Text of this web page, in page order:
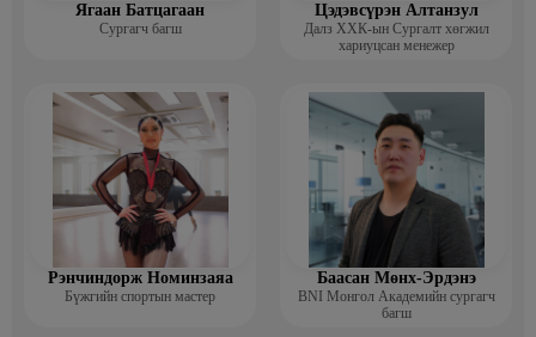
Ягаан Батцагаан
Сургагч багш
Цэдэвсүрэн Алтанзул
Далз ХХК-ын Сургалт хөгжил
хариуцсан менежер
Рэнчиндорж Номинзаяа
Бүжгийн спортын мастер
Баасан Мөнх-Эрдэнэ
BNI Монгол Академийн сургагч
багш